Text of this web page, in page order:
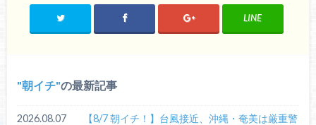
LINE
朝イチ の最新記事
2026.08.07
【8/7 朝イチ！】台風接近、沖縄・奄美は厳重警